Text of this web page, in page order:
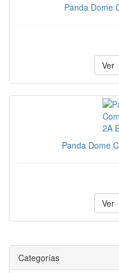
Panda Dome
Ver
Panda Dome
Ver
Categorías